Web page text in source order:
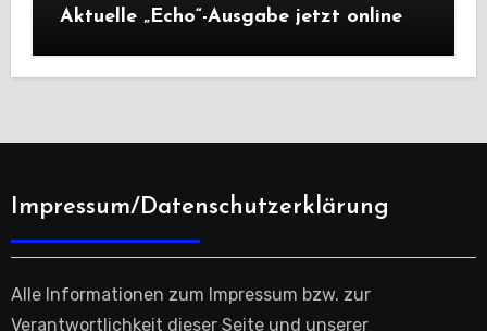
Aktuelle „Echo“-Ausgabe jetzt online
Impressum/Datenschutzerklärung
Alle Informationen zum Impressum bzw. zur
Verantwortlichkeit dieser Seite und unserer